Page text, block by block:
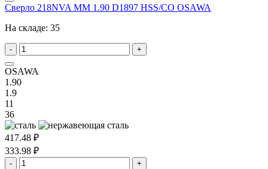
Сверло 218NVA MM 1.90 D1897 HSS/CO OSAWA
На складе: 35
- +
OSAWA
1.90
1.9
11
36
417.48 ₽
333.98 ₽
- +